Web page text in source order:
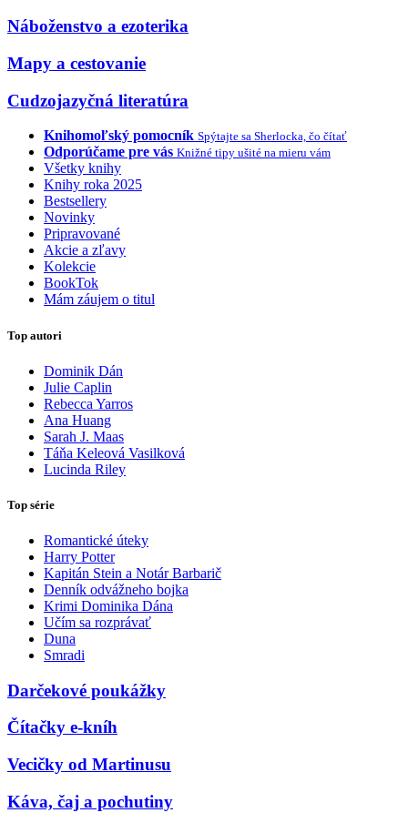
Náboženstvo a ezoterika
Mapy a cestovanie
Cudzojazyčná literatúra
Knihomoľský pomocník Spýtajte sa Sherlocka, čo čítať
Odporúčame pre vás Knižné tipy ušité na mieru vám
Všetky knihy
Knihy roka 2025
Bestsellery
Novinky
Pripravované
Akcie a zľavy
Kolekcie
BookTok
Mám záujem o titul
Top autori
Dominik Dán
Julie Caplin
Rebecca Yarros
Ana Huang
Sarah J. Maas
Táňa Keleová Vasilková
Lucinda Riley
Top série
Romantické úteky
Harry Potter
Kapitán Stein a Notár Barbarič
Denník odvážneho bojka
Krimi Dominika Dána
Učím sa rozprávať
Duna
Smradi
Darčekové poukážky
Čítačky e-kníh
Vecičky od Martinusu
Káva, čaj a pochutiny